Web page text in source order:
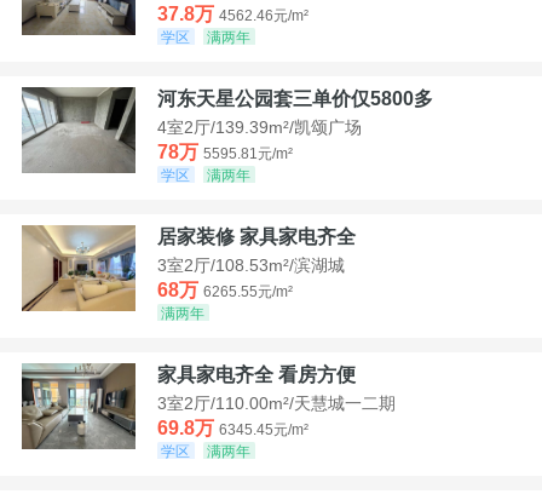
37.8万 4562.46元/m²
学区
满两年
河东天星公园套三单价仅5800多
4室2厅/139.39m²/凯颂广场
78万 5595.81元/m²
学区
满两年
居家装修 家具家电齐全
3室2厅/108.53m²/滨湖城
68万 6265.55元/m²
满两年
家具家电齐全 看房方便
3室2厅/110.00m²/天慧城一二期
69.8万 6345.45元/m²
学区
满两年